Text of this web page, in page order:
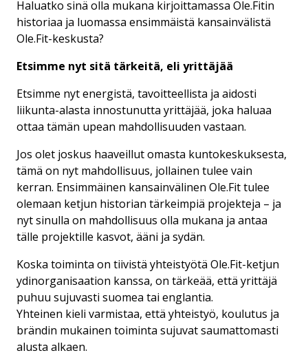
Haluatko sinä olla mukana kirjoittamassa Ole.Fitin
historiaa ja luomassa ensimmäistä kansainvälistä
Ole.Fit-keskusta?
Etsimme nyt sitä tärkeitä, eli yrittäjää
Etsimme nyt energistä, tavoitteellista ja aidosti
liikunta-alasta innostunutta yrittäjää, joka haluaa
ottaa tämän upean mahdollisuuden vastaan.
Jos olet joskus haaveillut omasta kuntokeskuksesta,
tämä on nyt mahdollisuus, jollainen tulee vain
kerran. Ensimmäinen kansainvälinen Ole.Fit tulee
olemaan ketjun historian tärkeimpiä projekteja – ja
nyt sinulla on mahdollisuus olla mukana ja antaa
tälle projektille kasvot, ääni ja sydän.
Koska toiminta on tiivistä yhteistyötä Ole.Fit-ketjun
ydinorganisaation kanssa, on tärkeää, että yrittäjä
puhuu sujuvasti suomea tai englantia.
Yhteinen kieli varmistaa, että yhteistyö, koulutus ja
brändin mukainen toiminta sujuvat saumattomasti
alusta alkaen.